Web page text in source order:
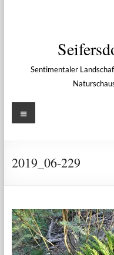
Sentimentaler
Menü
2019_06-229